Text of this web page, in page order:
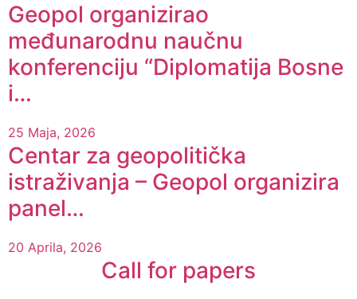
Geopol organizirao
međunarodnu naučnu
konferenciju “Diplomatija Bosne
i…
25 Maja, 2026
Centar za geopolitička
istraživanja – Geopol organizira
panel…
20 Aprila, 2026
Call for papers